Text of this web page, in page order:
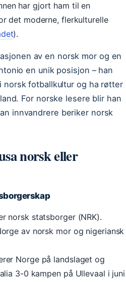
har gjort ham til en
det moderne, flerkulturelle
).
av en norsk mor og en
en unik posisjon – han
norsk fotballkultur og ha røtter
For norske lesere blir han
innvandrere beriker norsk
norsk eller
norsk statsborger (NRK).
av norsk mor og nigeriansk
Norge på landslaget og
3-0 kampen på Ullevaal i juni